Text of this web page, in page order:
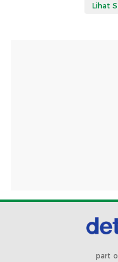
Lihat
part